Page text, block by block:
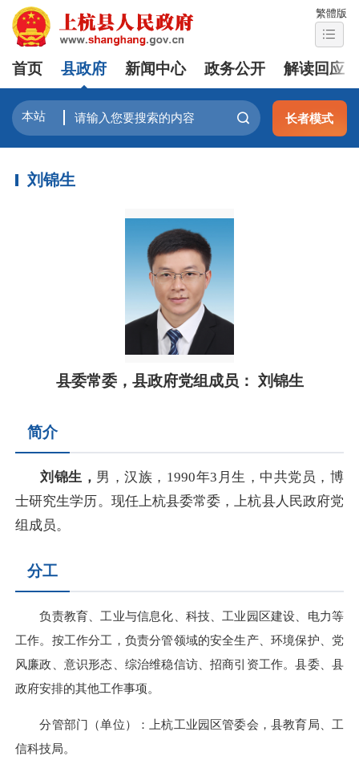
繁體版
首页 县政府 新闻中心 政务公开 解读回应
长者模式
刘锦生
县委常委，县政府党组成员： 刘锦生
简介
刘锦生 ， 男，汉族，1990年3月生，中共党员，博
士研究生学历。现任上杭县委常委，上杭县人民政府党
组成员。
分工
负责教育、工业与信息化、科技、工业园区建设、电力等
工作。按工作分工，负责分管领域的安全生产、环境保护、党
风廉政、意识形态、综治维稳信访、招商引资工作。县委、县
政府安排的其他工作事项。
分管部门（单位）：上杭工业园区管委会，县教育局、工
信科技局。